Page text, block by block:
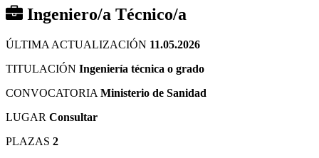
Ingeniero/a Técnico/a
ÚLTIMA ACTUALIZACIÓN 11.05.2026
TITULACIÓN Ingeniería técnica o grado
CONVOCATORIA Ministerio de Sanidad
LUGAR Consultar
PLAZAS 2